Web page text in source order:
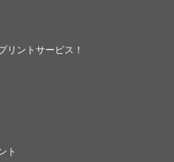
リントサービス！
ト